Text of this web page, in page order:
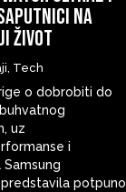
na
život
Tech
o dobrobiti do
uz
i
potpuno